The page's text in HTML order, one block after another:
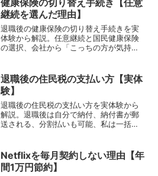
継続を選んだ理由】
退職後の健康保険の切り替え手続きを実
体験から解説。任意継続と国民健康保険
の選択、会社から「こっちの方が気持ち
退職後の住民税の支払い方【実体
験】
退職後の住民税の支払い方を実体験から
解説。退職後は自分で納付、納付書が郵
送される、分割払いも可能、私は一括で
Netflixを毎月契約しない理由【年
間1万円節約】